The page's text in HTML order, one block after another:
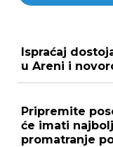
Ispraćaj
u Areni i
Pripremite
će imati
promatranje